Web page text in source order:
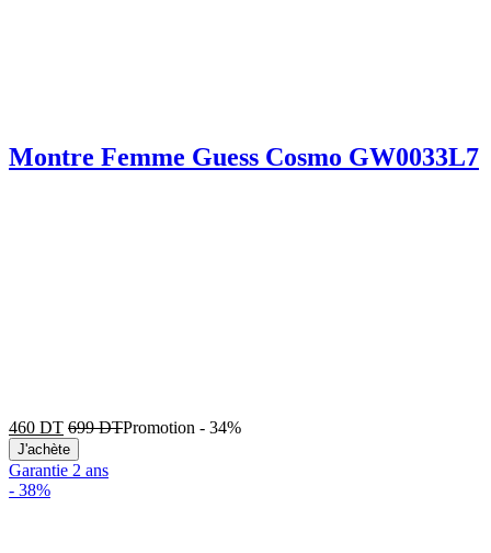
Montre Femme Guess Cosmo GW0033L7
460 DT 699DTPromotion - 34%
J'achète
Garantie 2 ans
- 38%